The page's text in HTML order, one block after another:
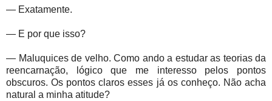
— Exatamente.
— E por que isso?
— Maluquices de velho. Como ando a estudar as teorias da
reencarnação, lógico que me interesso pelos pontos
obscuros. Os pontos claros esses já os conheço. Não acha
natural a minha atitude?